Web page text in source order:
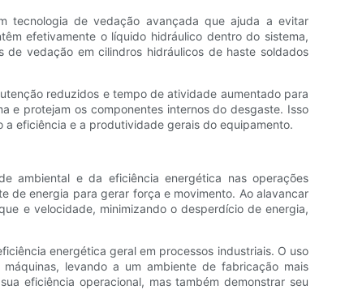
tecnologia de vedação avançada que ajuda a evitar
efetivamente o líquido hidráulico dentro do sistema,
vedação em cilindros hidráulicos de haste soldados
reduzidos e tempo de atividade aumentado para
e protejam os componentes internos do desgaste. Isso
eficiência e a produtividade gerais do equipamento.
ambiental e da eficiência energética nas operações
de energia para gerar força e movimento. Ao alavancar
e velocidade, minimizando o desperdício de energia,
energética geral em processos industriais. O uso
levando a um ambiente de fabricação mais
eficiência operacional, mas também demonstrar seu